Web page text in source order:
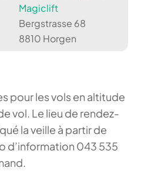
Magiclift
Bergstrasse 68
8810 Horgen
pour les vols en altitude
vol. Le lieu de rendez-
la veille à partir de
d’information 043 535